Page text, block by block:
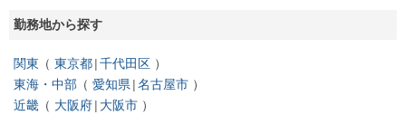
勤務地から探す
関東 東京都 千代田区
東海・中部
愛知県 名古屋市
近畿
大阪府 大阪市